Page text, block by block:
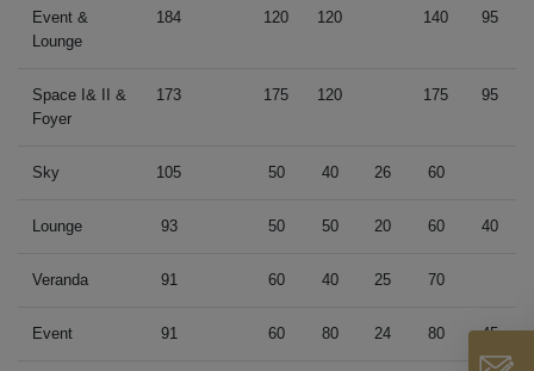
Event &
Lounge
184 120 120 140 95
Space I& II &
Foyer
173 175 120 175 95
Sky 105 50 40 26 60
Lounge 93 50 50 20 60 40
Veranda 91 60 40 25 70
Event 91 60 80 24 80 45